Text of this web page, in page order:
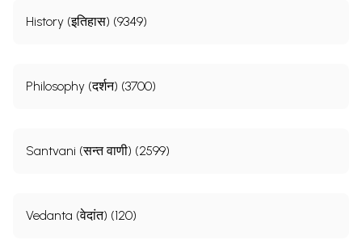
History (इतिहास) (9349)
Philosophy (दर्शन) (3700)
Santvani (सन्त वाणी) (2599)
Vedanta (वेदांत) (120)